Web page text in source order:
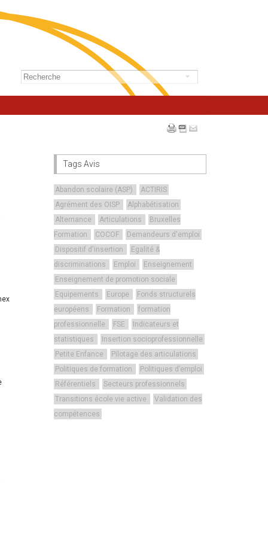
Tags Avis
Abandon scolaire (ASP)
ACTIRIS
Agrément des OISP
Alphabétisation
Alternance
Articulations
Bruxelles
Formation
COCOF
Demandeurs d'emploi
Dispositif d'insertion
Egalité &
discriminations
Emploi
Enseignement
Enseignement de promotion sociale
Equipements
Europe
Fonds structurels
européens
Formation
formation
professionnelle
FSE
Indicateurs et
statistiques
Insertion socioprofessionnelle
Petite Enfance
Pilotage des articulations
Politiques de formation
Politiques d’emploi
Référentiels
Secteurs professionnels
Transitions école vie active
Validation des
compétences